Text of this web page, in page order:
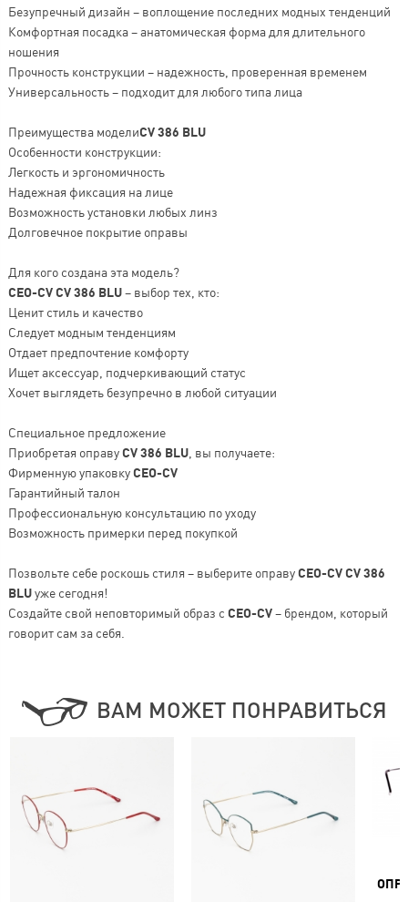
Безупречный дизайн – воплощение последних модных тенденций
Комфортная посадка – анатомическая форма для длительного
ношения
Прочность конструкции – надежность, проверенная временем
Универсальность – подходит для любого типа лица
Преимущества моделиCV 386 BLU
Особенности конструкции:
Легкость и эргономичность
Надежная фиксация на лице
Возможность установки любых линз
Долговечное покрытие оправы
Для кого создана эта модель?
CEO-CV CV 386 BLU– выбор тех, кто:
Ценит стиль и качество
Следует модным тенденциям
Отдает предпочтение комфорту
Ищет аксессуар, подчеркивающий статус
Хочет выглядеть безупречно в любой ситуации
Специальное предложение
Приобретая оправуCV 386 BLU, вы получаете:
Фирменную упаковкуCEO-CV
Гарантийный талон
Профессиональную консультацию по уходу
Возможность примерки перед покупкой
Позвольте себе роскошь стиля – выберите оправуCEO-CV CV 386
BLUуже сегодня!
Создайте свой неповторимый образ с CEO-CV– брендом, который
говорит сам за себя.
ВАМ МОЖЕТ ПОНРАВИТЬСЯ